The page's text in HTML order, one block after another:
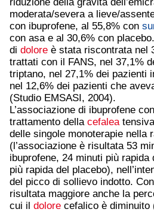
moderata/severa a lieve/
con ibuprofene, al 55,8% con
con asa e al 30,6% con
di dolore è stata riscontrata nel
trattati con il FANS, nel 37,1%
triptano, nel 27,1% dei pazienti
nel 12,6% dei pazienti che
(Studio EMSASI, 2004).
L’associazione di ibuprofene
trattamento della cefalea
delle singole monoterapie nella
(l’associazione è risultata 53
ibuprofene, 24 minuti più rapida
più rapida del placebo),
del picco di sollievo indotto.
risultata maggiore anche la
cui il dolore cefalico è